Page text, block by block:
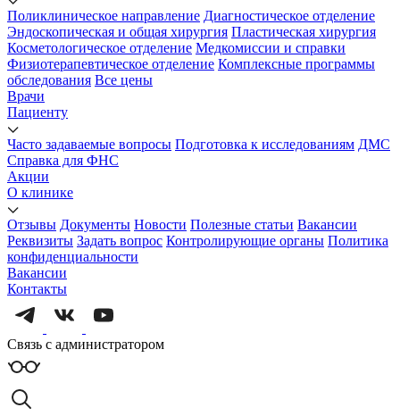
Поликлиническое направление Диагностическое отделение
Эндоскопическая и общая хирургия Пластическая хирургия
Косметологическое отделение Медкомиссии и справки
Физиотерапевтическое отделение Комплексные программы
обследования Все цены
Врачи
Пациенту
Часто задаваемые вопросы Подготовка к исследованиям ДМС
Справка для ФНС
Акции
О клинике
Отзывы Документы Новости Полезные статьи Вакансии
Реквизиты Задать вопрос Контролирующие органы Политика
конфиденциальности
Вакансии
Контакты
Связь с администратором